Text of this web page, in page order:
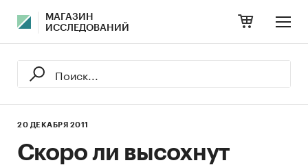
МАГАЗИН
ИССЛЕДОВАНИЙ
20 ДЕКАБРЯ 2011
Скоро ли высохнут